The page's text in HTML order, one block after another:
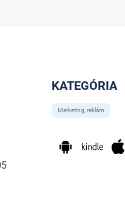
KATEGÓRIA
Marketing, reklám